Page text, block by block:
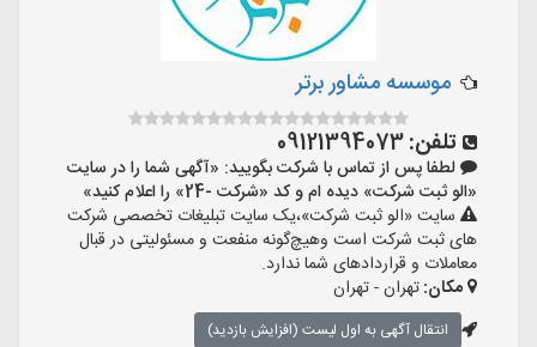
موسسه مشاور برتر
تلفن:09121394073
لطفا پس از تماس با شرکت بگویید: «آگهی شما را در سایت
«الو ثبت شرکت» دیده ام و کد «شرکت -24» را اعلام کنید»
سایت «الو ثبت شرکت»،یک سایت تبلیغات تخصصی شرکت
های ثبت شرکت است وهیچ‌گونه منفعت و مسئولیتی در قبال
معاملات و قراردادهای شما ندارد.
مکان:تهران - تهران
انتقال آگهی به اول لیست (افزایش بازدید)